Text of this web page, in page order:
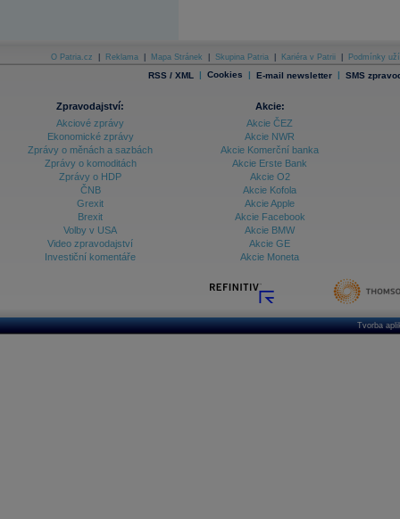
O Patria.cz Reklama Mapa Stránek Skupina Patria Kariéra v Patrii Podmínky
RSS / XML | Cookies | E-mail newsletter | SMS
Zpravodajství:
Akciové zprávy
Ekonomické zprávy
Zprávy o měnách a sazbách
Zprávy o komoditách
Zprávy o HDP
ČNB
Grexit
Brexit
Volby v USA
Video zpravodajství
Investiční komentáře
Akcie:
Akcie ČEZ
Akcie NWR
Akcie Komerční banka
Akcie Erste Bank
Akcie O2
Akcie Kofola
Akcie Apple
Akcie Facebook
Akcie BMW
Akcie GE
Akcie Moneta
Tvorba